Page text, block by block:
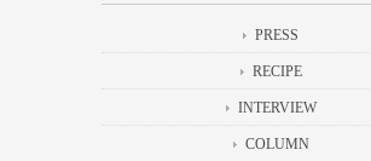
PRESS
RECIPE
INTERVIEW
COLUMN